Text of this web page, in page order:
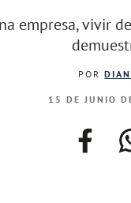
empresa, vivir
POR
15 DE JUNIO